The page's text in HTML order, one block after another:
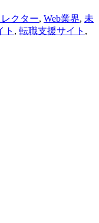
クター, Web業界, 未
ト , 転職支援サイト ,